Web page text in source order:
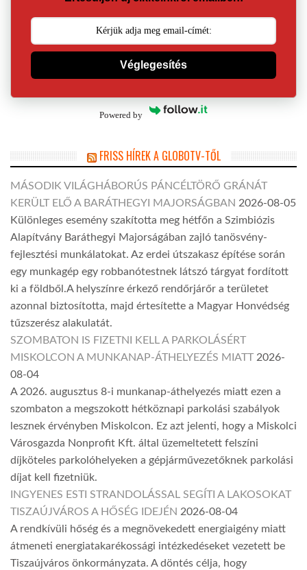
Véglegesítés
Powered by
FRISS HÍREK A GLOBOTV-TŐL
MÁSODIK VILÁGHÁBORÚS PÁNCÉLTÖRŐ GRÁNÁT
KERÜLT ELŐ A BARÁTHEGYI MAJORSÁGBAN 2026-08-05
Különleges esemény szakította meg hétfőn a Szimbiózis
Alapítvány Baráthegyi Majorságában zajló tanösvény-
fejlesztési munkálatokat. Az erdei útszakasz építése során
egy munkagép egy robbanótestnek látszó tárgyat fordított
ki a földből.A helyszínre érkező rendőrjárőr a területet
azonnal biztosította, majd értesítette a Magyar Honvédség
tűzszerész alakulatát.
SZOMBATON IS FIZETNI KELL A PARKOLÁSÉRT
MISKOLCON A MUNKANAP-ÁTHELYEZÉS MIATT 2026-
08-04
A 2026. augusztus 8-i munkanap-áthelyezés miatt ezen a
szombaton a megszokott hétköznapi parkolási szabályok
lesznek érvényben Miskolcon. Ez azt jelenti, hogy a Miskolci
Városgazda Nonprofit Kft. által üzemeltetett felszíni
díjköteles parkolóhelyeken a gépjárművezetőknek parkolási
díjat kell fizetniük.
INGYENES ESTI STRANDOLÁSSAL SEGÍTI A LAKOSOKAT
TISZAÚJVÁROS A HŐSÉG IDEJÉN 2026-08-04
A rendkívüli hőség és a megnövekedett energiaigény miatt
átmeneti energiatakarékossági intézkedéseket vezetett be
Tiszaújváros önkormányzata. A döntés célja, hogy